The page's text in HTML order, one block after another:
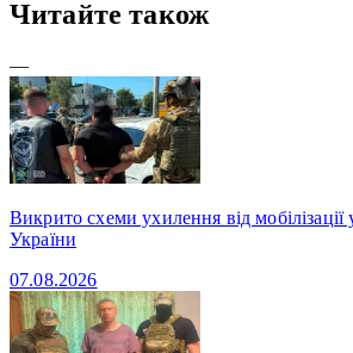
Читайте також
—
Викрито схеми ухилення від мобілізації
України
07.08.2026